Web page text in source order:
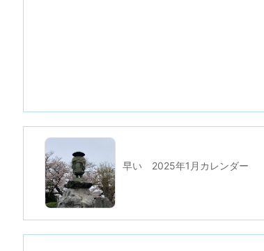
早い 2025年1月カレンダー